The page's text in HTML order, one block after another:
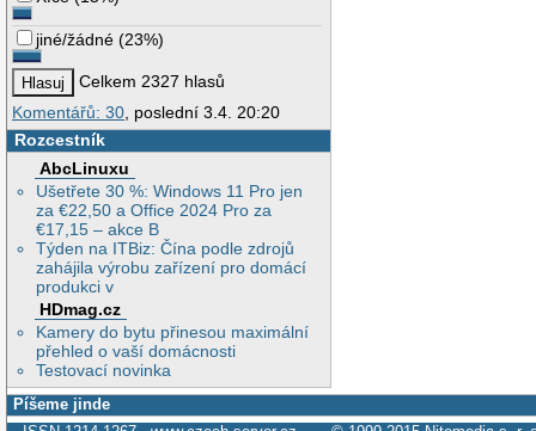
jiné/žádné (23%)
Celkem 2327 hlasů
Komentářů: 30 , poslední 3.4. 20:20
Rozcestník
AbcLinuxu
Ušetřete 30 %: Windows 11 Pro jen
za €22,50 a Office 2024 Pro za
€17,15 – akce B
Týden na ITBiz: Čína podle zdrojů
zahájila výrobu zařízení pro domácí
produkci v
HDmag.cz
Kamery do bytu přinesou maximální
přehled o vaší domácnosti
Testovací novinka
Píšeme jinde